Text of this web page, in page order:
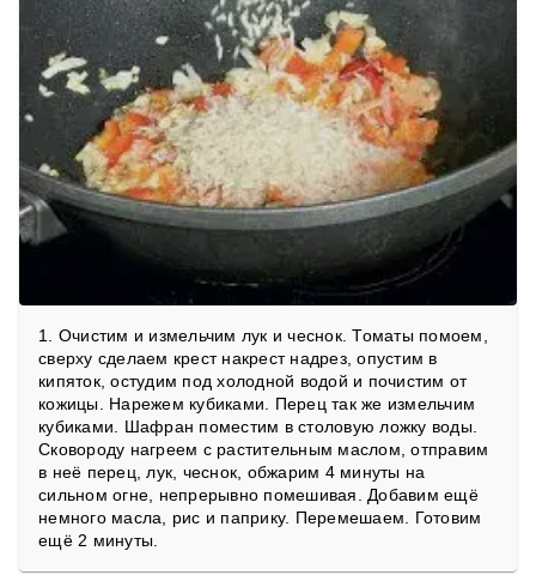
1. Очистим и измельчим лук и чеснок. Томаты помоем,
сверху сделаем крест накрест надрез, опустим в
кипяток, остудим под холодной водой и почистим от
кожицы. Нарежем кубиками. Перец так же измельчим
кубиками. Шафран поместим в столовую ложку воды.
Сковороду нагреем с растительным маслом, отправим
в неё перец, лук, чеснок, обжарим 4 минуты на
сильном огне, непрерывно помешивая. Добавим ещё
немного масла, рис и паприку. Перемешаем. Готовим
ещё 2 минуты.